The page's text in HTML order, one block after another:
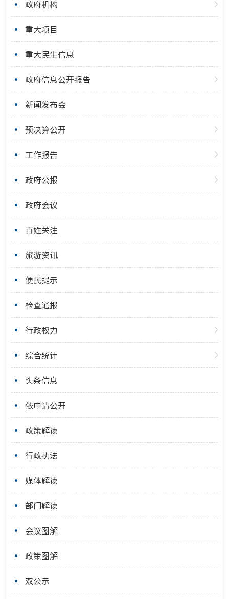
政府机构
重大项目
重大民生信息
政府信息公开报告
新闻发布会
预决算公开
工作报告
政府公报
政府会议
百姓关注
旅游资讯
便民提示
检查通报
行政权力
综合统计
头条信息
依申请公开
政策解读
行政执法
媒体解读
部门解读
会议图解
政策图解
双公示